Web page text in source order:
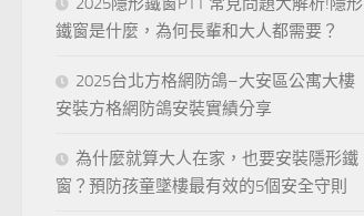
鐵窗是什麼，為何長輩和大人都需要？
2025台北方格網防鴿–大安區公寓大樓
安裝方格網防鴿安裝實績分享
為什麼就算大人在家，也要安裝隱形鐵
窗？預防孩童墜樓最有效的5個安全守則